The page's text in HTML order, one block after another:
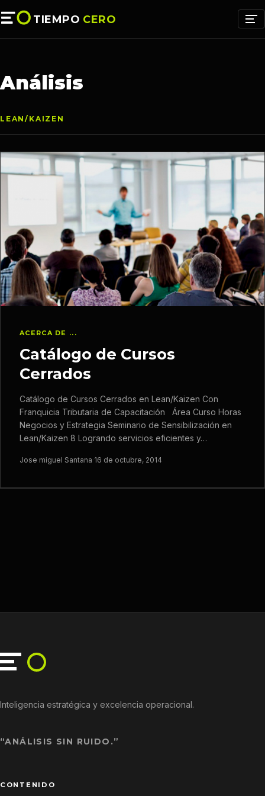
TIEMPO CERO
Análisis
LEAN/KAIZEN
ACERCA DE ...
Catálogo de Cursos
Cerrados
Catálogo de Cursos Cerrados en Lean/Kaizen Con
Franquicia Tributaria de Capacitación Área Curso Horas
Negocios y Estrategia Seminario de Sensibilización en
Lean/Kaizen 8 Logrando servicios eficientes y…
Jose miguel Santana·16 de octubre, 2014
Inteligencia estratégica y excelencia operacional.
“ANÁLISIS SIN RUIDO.”
CONTENIDO